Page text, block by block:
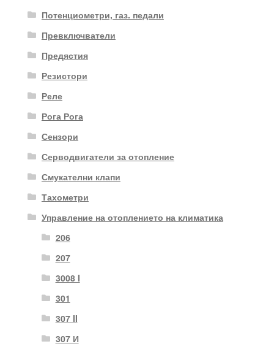
Потенциометри, газ. педали
Превключватели
Предястия
Резистори
Реле
Рога Рога
Сензори
Серводвигатели за отопление
Смукателни клапи
Тахометри
Управление на отоплението на климатика
206
207
3008 I
301
307 II
307 И